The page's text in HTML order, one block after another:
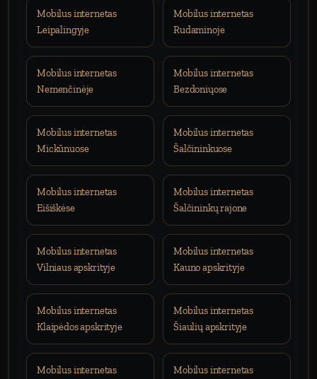
Mobilus internetas
Leipalingyje
Mobilus internetas
Rudaminoje
Mobilus internetas
Nemenčinėje
Mobilus internetas
Bezdoniųose
Mobilus internetas
Mickūnuose
Mobilus internetas
Šalčininkuose
Mobilus internetas
Eišiškėse
Mobilus internetas
Šalčininkų rajone
Mobilus internetas
Vilniaus apskrityje
Mobilus internetas
Kauno apskrityje
Mobilus internetas
Klaipėdos apskrityje
Mobilus internetas
Šiaulių apskrityje
Mobilus internetas
Mobilus internetas